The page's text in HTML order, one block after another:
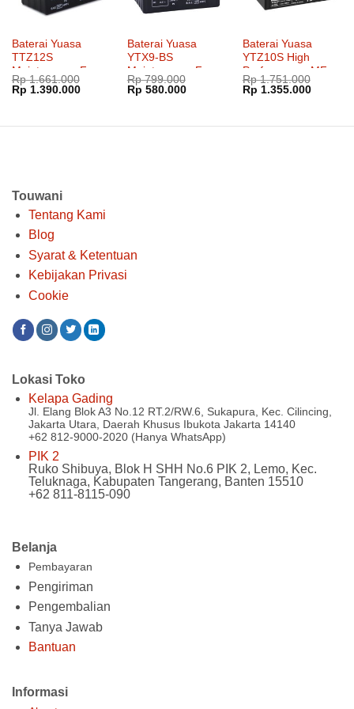
Baterai Yuasa
TTZ12S
Maintenance Free
Rp1.661.000
Harga
aslinya
Rp 1.390.000Harga
Rp 1.390.000.
Baterai Yuasa
YTX9-BS
Maintenance Free
Rp799.000
Harga
aslinya
Rp 580.000Harga
Rp 580.000.
Baterai Yuasa
YTZ10S High
Performance MF
Rp1.751.000
Harga
aslinya
Rp 1.355.000Harga
Rp
Touwani
Tentang Kami
Blog
Syarat & Ketentuan
Kebijakan Privasi
Cookie
Belanja
Pembayaran
Pengiriman
Pengembalian
Tanya Jawab
Bantuan
Informasi
Lokasi Toko
Kelapa Gading
Jl. Elang Blok A3 No.12 RT.2/RW.6, Sukapura, Kec. Cilincing,
Jakarta Utara, Daerah Khusus Ibukota Jakarta 14140
+62 812-9000-2020 (Hanya WhatsApp)
PIK 2
Ruko Shibuya, Blok H SHH No.6 PIK 2, Lemo, Kec.
Teluknaga, Kabupaten Tangerang, Banten 15510
+62 811-8115-090